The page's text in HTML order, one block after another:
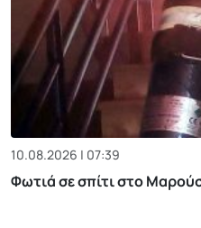
10.08.2026 | 07:39
Φωτιά σε σπίτι στο